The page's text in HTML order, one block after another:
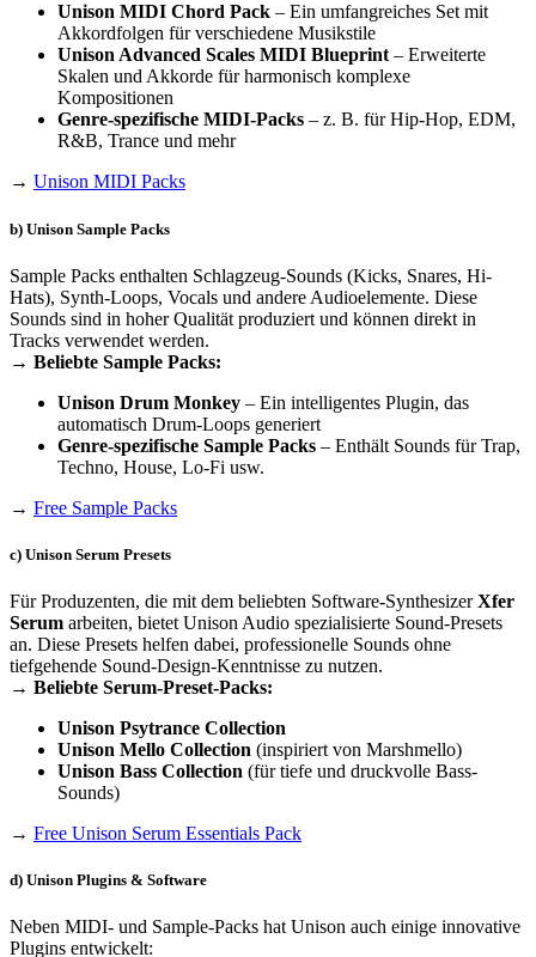
Unison MIDI Chord Pack – Ein umfangreiches Set mit
Akkordfolgen für verschiedene Musikstile
Unison Advanced Scales MIDI Blueprint – Erweiterte
Skalen und Akkorde für harmonisch komplexe
Kompositionen
Genre-spezifische MIDI-Packs – z. B. für Hip-Hop, EDM,
R&B, Trance und mehr
→ Unison MIDI Packs
b) Unison Sample Packs
Sample Packs enthalten Schlagzeug-Sounds (Kicks, Snares, Hi-
Hats), Synth-Loops, Vocals und andere Audioelemente. Diese
Sounds sind in hoher Qualität produziert und können direkt in
Tracks verwendet werden.
→ Beliebte Sample Packs:
Unison Drum Monkey – Ein intelligentes Plugin, das
automatisch Drum-Loops generiert
Genre-spezifische Sample Packs – Enthält Sounds für Trap,
Techno, House, Lo-Fi usw.
→ Free Sample Packs
c) Unison Serum Presets
Für Produzenten, die mit dem beliebten Software-SynthesizerXfer
Serum arbeiten, bietet Unison Audio spezialisierte Sound-Presets
an. Diese Presets helfen dabei, professionelle Sounds ohne
tiefgehende Sound-Design-Kenntnisse zu nutzen.
→ Beliebte Serum-Preset-Packs:
Unison Psytrance Collection
Unison Mello Collection (inspiriert von Marshmello)
Unison Bass Collection (für tiefe und druckvolle Bass-
Sounds)
→ Free Unison Serum Essentials Pack
d) Unison Plugins & Software
Neben MIDI- und Sample-Packs hat Unison auch einige innovative
Plugins entwickelt: